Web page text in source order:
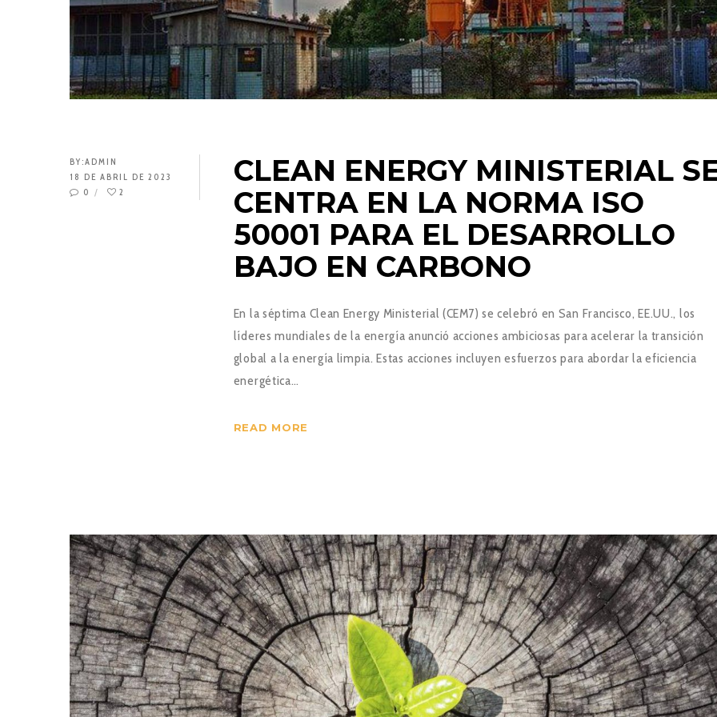
BY:ADMIN
18 DE ABRIL DE 2023
0
2
CLEAN ENERGY MINISTERIAL
CENTRA EN LA NORMA ISO
50001 PARA EL DESARROLLO
BAJO EN CARBONO
En la séptima Clean Energy Ministerial (CEM7) se celebró en San Francisco, EE.UU., los
líderes mundiales de la energía anunció acciones ambiciosas para acelerar la transición
global a la energía limpia. Estas acciones incluyen esfuerzos para abordar la eficiencia
energética…
READ MORE